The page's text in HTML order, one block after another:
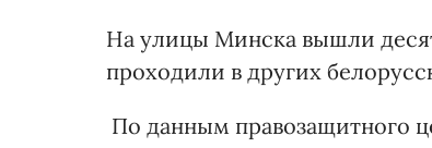
На улицы Минска вышли
проходили в других
По данным правозащитного